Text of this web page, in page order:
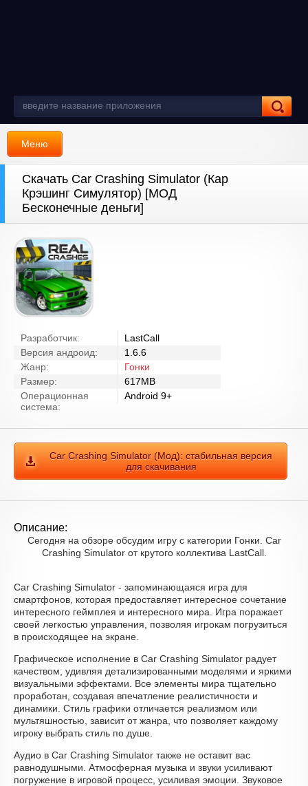
Меню
Скачать Car Crashing Simulator (Кар
Крэшинг Симулятор) [МОД
Бесконечные деньги]
Разработчик:
LastCall
Версия андроид:
1.6.6
Жанр:
Гонки
Размер:
617MB
Операционная
система:
Android 9+
Car Crashing Simulator (Мод): стабильная версия
для скачивания
Описание:
Сегодня на обзоре обсудим игру с категории Гонки. Car
Crashing Simulator от крутого коллектива LastCall.
Car Crashing Simulator - запоминающаяся игра для
смартфонов, которая предоставляет интересное сочетание
интересного геймплея и интересного мира. Игра поражает
своей легкостью управления, позволяя игрокам погрузиться
в происходящее на экране.
Графическое исполнение в Car Crashing Simulator радует
качеством, удивляя детализированными моделями и яркими
визуальными эффектами. Все элементы мира тщательно
проработан, создавая впечатление реалистичности и
динамики. Стиль графики отличается реализмом или
мультяшностью, зависит от жанра, что позволяет каждому
игроку выбрать стиль по душе.
Аудио в Car Crashing Simulator также не оставит вас
равнодушными. Атмосферная музыка и звуки усиливают
погружение в игровой процесс, усиливая эмоции. Звуковое